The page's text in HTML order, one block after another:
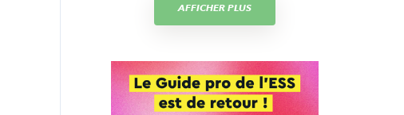
AFFICHER PLUS